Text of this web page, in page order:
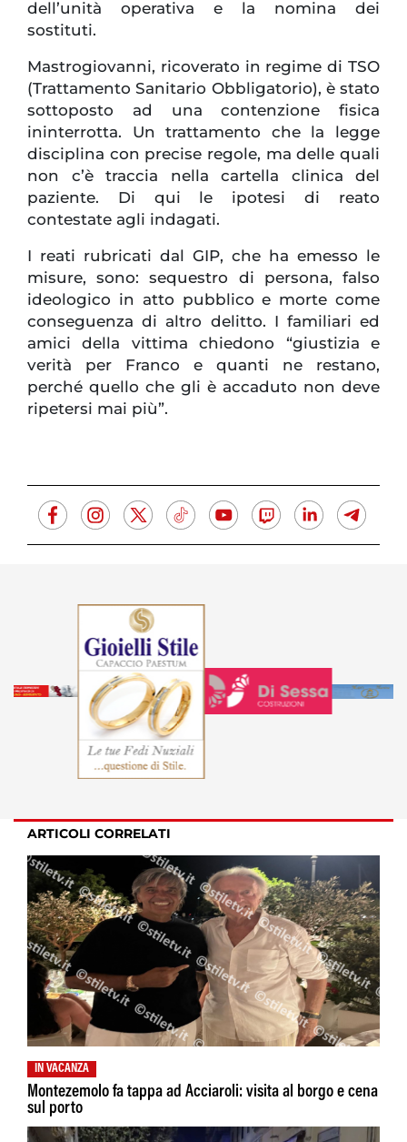
dell’unità operativa e la nomina dei
sostituti.
Mastrogiovanni, ricoverato in regime di TSO
(Trattamento Sanitario Obbligatorio), è stato
sottoposto ad una contenzione fisica
ininterrotta. Un trattamento che la legge
disciplina con precise regole, ma delle quali
non c’è traccia nella cartella clinica del
paziente. Di qui le ipotesi di reato
contestate agli indagati.
I reati rubricati dal GIP, che ha emesso le
misure, sono: sequestro di persona, falso
ideologico in atto pubblico e morte come
conseguenza di altro delitto. I familiari ed
amici della vittima chiedono “giustizia e
verità per Franco e quanti ne restano,
perché quello che gli è accaduto non deve
ripetersi mai più”.
ARTICOLI CORRELATI
IN VACANZA
Montezemolo fa tappa ad Acciaroli: visita al borgo e cena
sul porto